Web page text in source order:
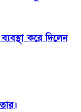
করে দিলেন